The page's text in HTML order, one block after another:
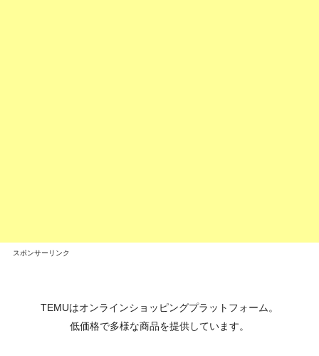
スポンサーリンク
TEMUはオンラインショッピングプラットフォーム。
低価格で多様な商品を提供しています。